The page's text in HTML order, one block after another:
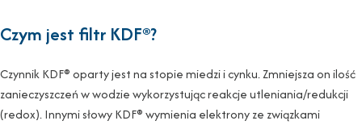
Czym jest filtr KDF®?
Czynnik KDF® oparty jest na stopie miedzi i cynku. Zmniejsza on ilość
zanieczyszczeń w wodzie wykorzystując reakcje utleniania/redukcji
(redox). Innymi słowy KDF® wymienia elektrony ze związkami